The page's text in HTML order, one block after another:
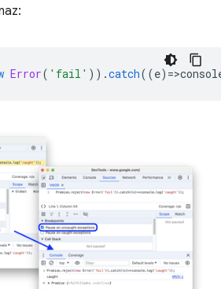
Error( 'fail' )).catch((e) =>